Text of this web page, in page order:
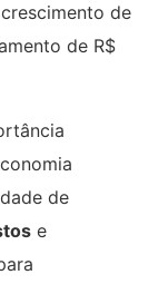
de
de R$
de
e